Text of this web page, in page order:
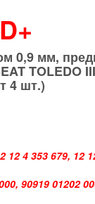
0,9 мм,
TOLEDO
4 шт.)
12 4 353 679, 12
90919 01202